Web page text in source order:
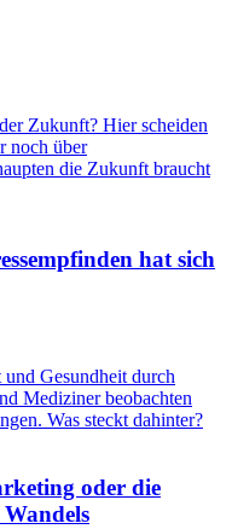
Zukunft? Hier scheiden
noch über
die Zukunft braucht
hat sich
Gesundheit durch
Mediziner beobachten
Was steckt dahinter?
oder die